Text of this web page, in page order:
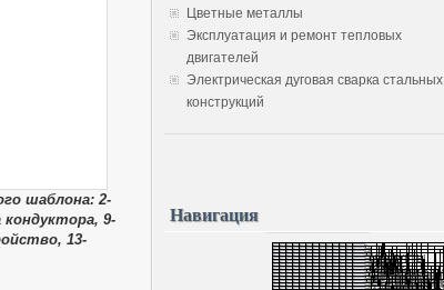
шаблона: 2-
9-
13-
Цветные металлы
Эксплуатация и ремонт тепловых
двигателей
Электрическая дуговая сварка стальных
конструкций
Навигация